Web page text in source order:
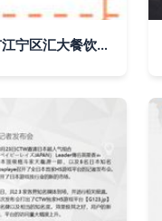
技术赋能，风味传承 探访南京市江宁区汇大餐饮技术推广服务中心业务部